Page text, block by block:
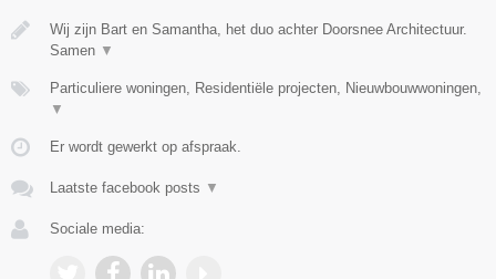
Wij zijn Bart en Samantha, het duo achter Doorsnee Architectuur.
Samen ▼
Particuliere woningen, Residentiële projecten, Nieuwbouwwoningen,
▼
Er wordt gewerkt op afspraak.
Laatste facebook posts ▼
Sociale media: